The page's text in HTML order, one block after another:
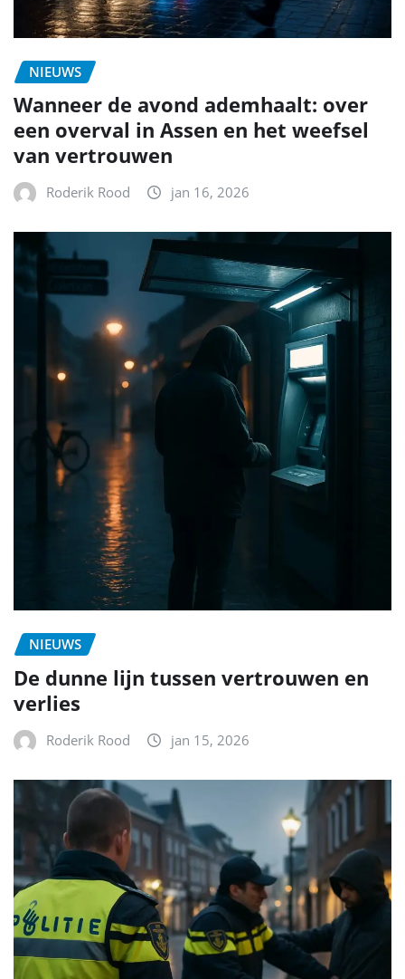
NIEUWS
Wanneer de avond ademhaalt: over
een overval in Assen en het weefsel
van vertrouwen
Roderik Rood jan 16, 2026
NIEUWS
De dunne lijn tussen vertrouwen en
verlies
Roderik Rood jan 15, 2026